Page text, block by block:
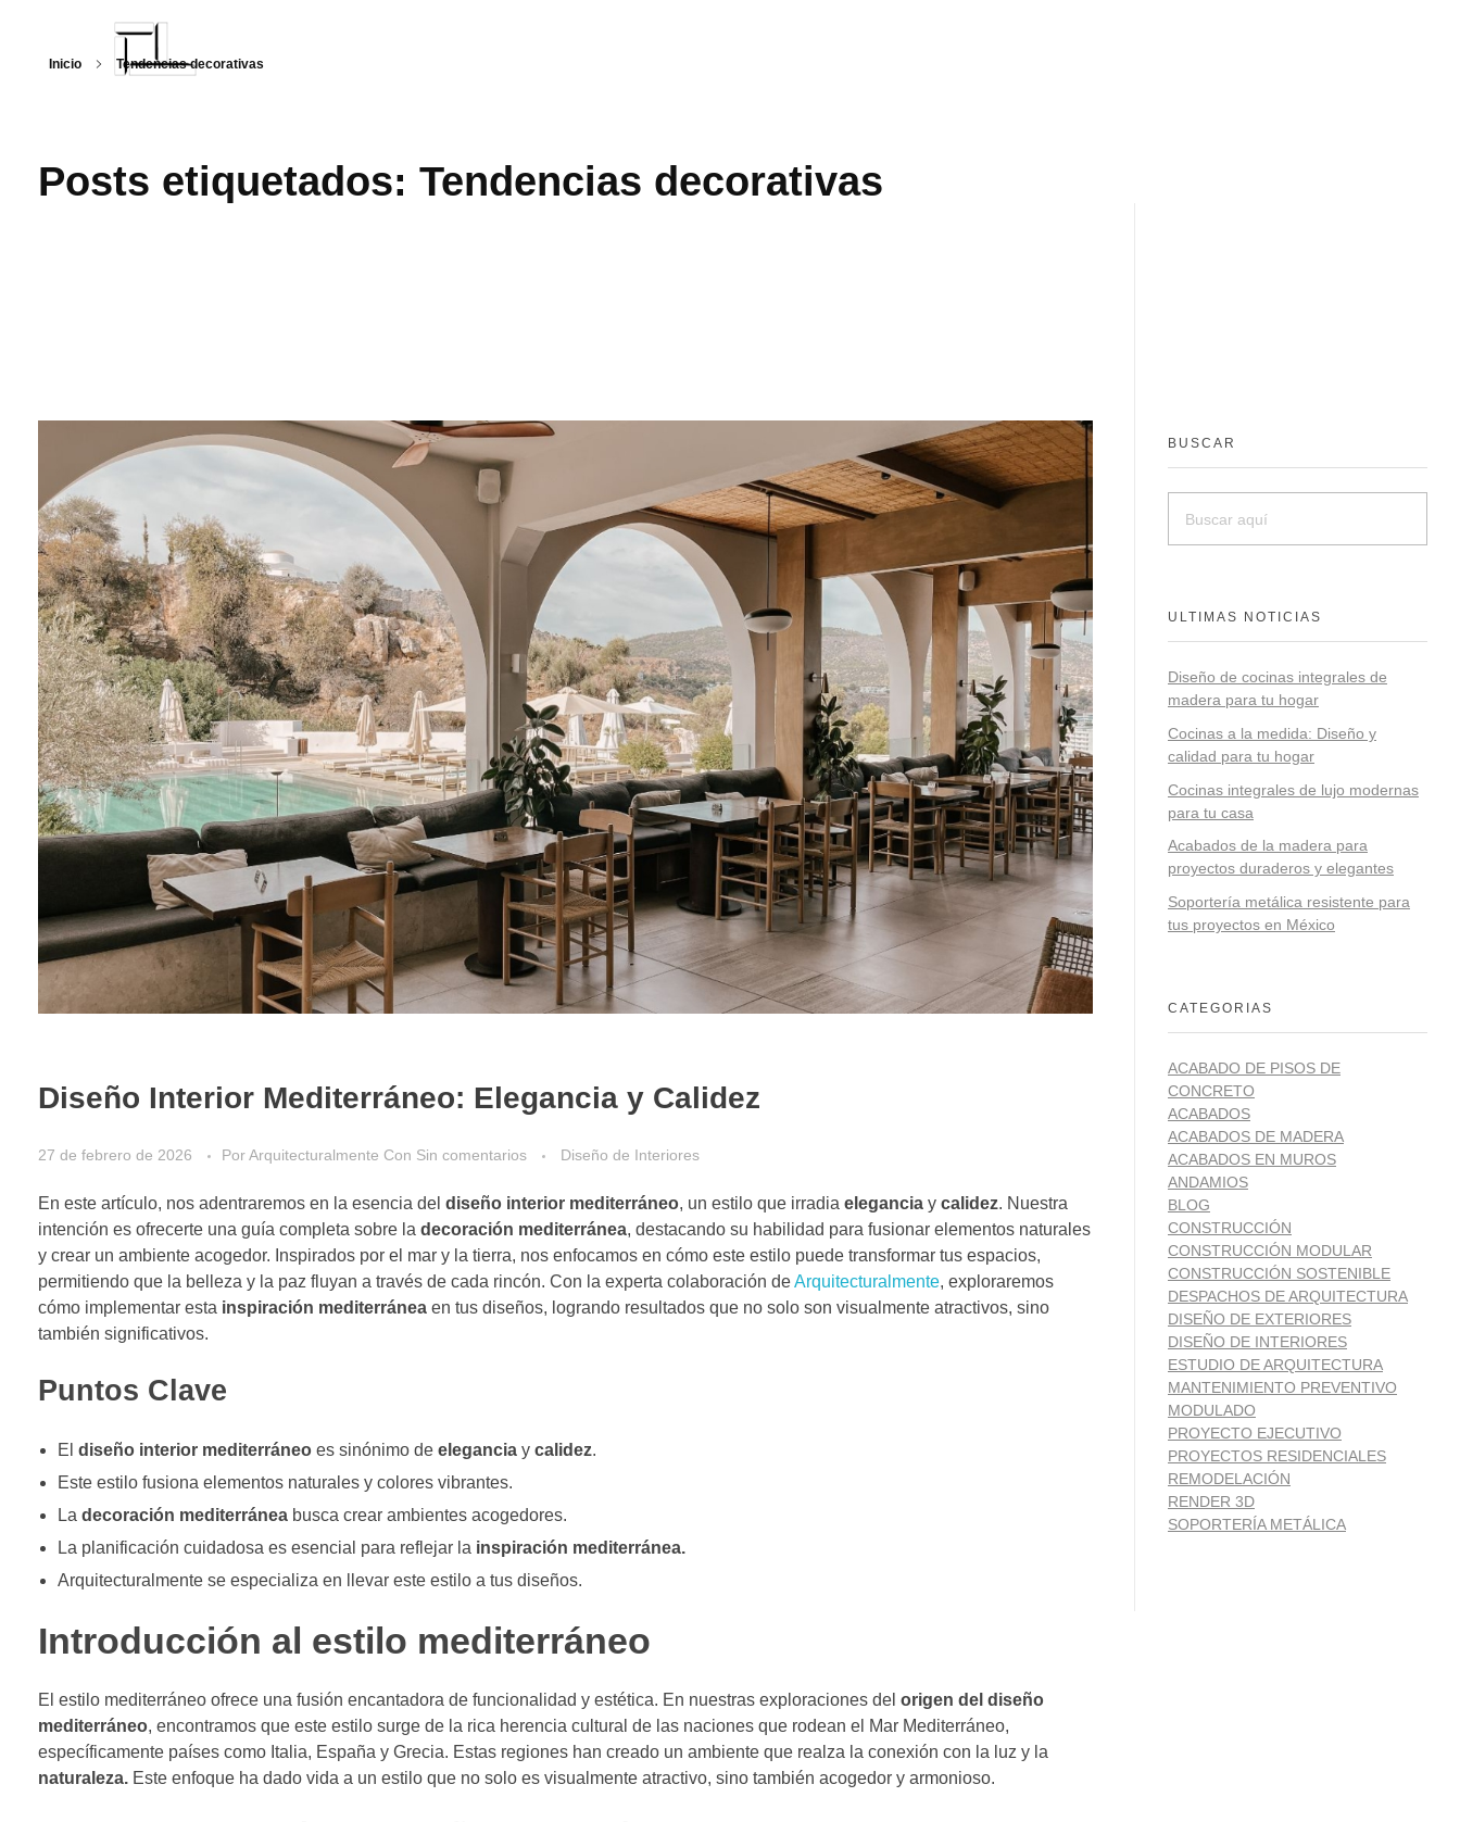
Inicio Tendencias decorativas
Posts etiquetados: Tendencias decorativas
Diseño Interior Mediterráneo: Elegancia y Calidez
27 de febrero de 2026 PorArquitecturalmente Con Sin comentarios Diseño de Interiores
En este artículo, nos adentraremos en la esencia del diseño interior mediterráneo, un estilo que irradia elegancia y calidez. Nuestra
intención es ofrecerte una guía completa sobre la decoración mediterránea, destacando su habilidad para fusionar elementos naturales
y crear un ambiente acogedor. Inspirados por el mar y la tierra, nos enfocamos en cómo este estilo puede transformar tus espacios,
permitiendo que la belleza y la paz fluyan a través de cada rincón. Con la experta colaboración deArquitecturalmente, exploraremos
cómo implementar esta inspiración mediterránea en tus diseños, logrando resultados que no solo son visualmente atractivos, sino
también significativos.
Puntos Clave
El diseño interior mediterráneoes sinónimo de eleganciay calidez.
Este estilo fusiona elementos naturales y colores vibrantes.
La decoración mediterráneabusca crear ambientes acogedores.
La planificación cuidadosa es esencial para reflejar la inspiración mediterránea.
Arquitecturalmente se especializa en llevar este estilo a tus diseños.
Introducción al estilo mediterráneo
El estilo mediterráneo ofrece una fusión encantadora de funcionalidad y estética. En nuestras exploraciones del origen del diseño
mediterráneo, encontramos que este estilo surge de la rica herencia cultural de las naciones que rodean el Mar Mediterráneo,
específicamente países como Italia, España y Grecia. Estas regiones han creado un ambiente que realza la conexión con la luz y la
naturaleza. Este enfoque ha dado vida a un estilo que no solo es visualmente atractivo, sino también acogedor y armonioso.
BUSCAR
ULTIMAS NOTICIAS
Diseño de cocinas integrales de
madera para tu hogar
Cocinas a la medida: Diseño y
calidad para tu hogar
Cocinas integrales de lujo modernas
para tu casa
Acabados de la madera para
proyectos duraderos y elegantes
Soportería metálica resistente para
tus proyectos en México
CATEGORIAS
ACABADO DE PISOS DE
CONCRETO
ACABADOS
ACABADOS DE MADERA
ACABADOS EN MUROS
ANDAMIOS
BLOG
CONSTRUCCIÓN
CONSTRUCCIÓN MODULAR
CONSTRUCCIÓN SOSTENIBLE
DESPACHOS DE ARQUITECTURA
DISEÑO DE EXTERIORES
DISEÑO DE INTERIORES
ESTUDIO DE ARQUITECTURA
MANTENIMIENTO PREVENTIVO
MODULADO
PROYECTO EJECUTIVO
PROYECTOS RESIDENCIALES
REMODELACIÓN
RENDER 3D
SOPORTERÍA METÁLICA